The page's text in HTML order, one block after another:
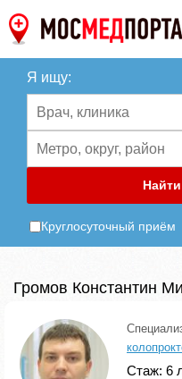
Я ищу:
Круглосуточный приём
Громов Константин
Стаж: 6